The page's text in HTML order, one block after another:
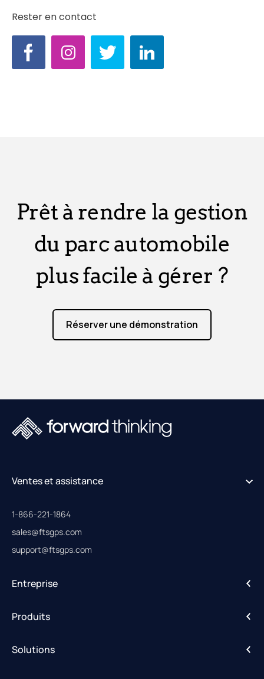
Rester en contact
Prêt à rendre la gestion
du parc automobile
plus facile à gérer ?
Réserver une démonstration
Entreprise
Ventes et assistance
1-866-221-1864
sales@ftsgps.com
support@ftsgps.com
Produits
Solutions